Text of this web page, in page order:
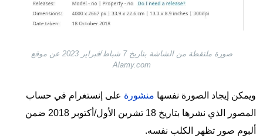
صورة ملتقطة من الشاشة بتاريخ 7 شباط/فبراير 2023 عن موقع
Alamy.com
ويمكن إيجاد الصورة نفسها منشورة على إنستغرام في حساب
المصور الذي نشرها بتاريخ 18 تشرين الأول/أكتوبر 2018 ضمن
ألبوم صور تظهر الكلب نفسه.